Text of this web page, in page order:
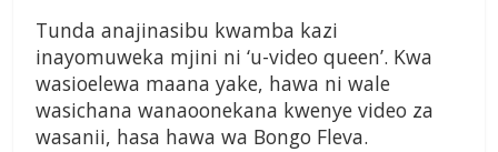
Tunda anajinasibu kwamba kazi
inayomuweka mjini ni ‘u-video queen’. Kwa
wasioelewa maana yake, hawa ni wale
wasichana wanaoonekana kwenye video za
wasanii, hasa hawa wa Bongo Fleva.